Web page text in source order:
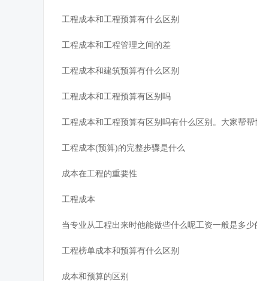
工程成本和工程预算有什么区别
工程成本和工程管理之间的差
工程成本和建筑预算有什么区别
工程成本和工程预算有区别吗
工程成本和工程预算有区别吗有什么区别。大家帮帮
工程成本(预算)的完整步骤是什么
成本在工程的重要性
工程成本
当专业从工程出来时他能做些什么呢工资一般是多少
工程榜单成本和预算有什么区别
成本和预算的区别